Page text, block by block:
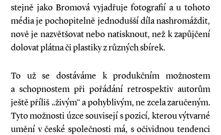
stejně jako Bromová vyjadřuje fotografií a u tohoto
média je pochopitelně jednodušší díla nashromáždit,
nově je nazvětšovat nebo natisknout, než k zapůjčení
dolovat plátna či plastiky z různých sbírek.
To už se dostáváme k produkčním možnostem
a schopnostem při pořádání retrospektiv autorům
ještě příliš „živým“ a pohyblivým, ne zcela zaručeným.
Tyto možnosti úzce souvisejí s pozicí, kterou výtvarné
umění v české společnosti má, s očividnou tendenci